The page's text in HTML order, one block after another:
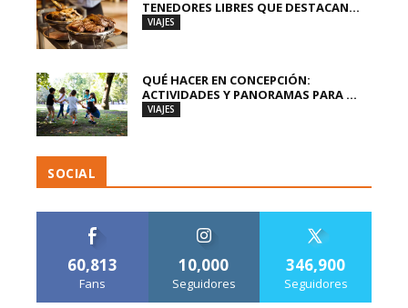
TENEDORES LIBRES QUE DESTACAN...
VIAJES
QUÉ HACER EN CONCEPCIÓN:
ACTIVIDADES Y PANORAMAS PARA ...
VIAJES
SOCIAL
60,813
Fans
10,000
Seguidores
346,900
Seguidores